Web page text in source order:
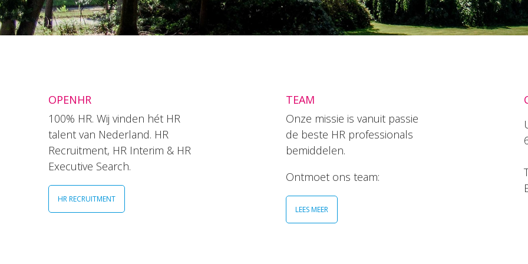
OPENHR
100% HR. Wij vinden hét HR
talent van Nederland. HR
Recruitment, HR Interim & HR
Executive Search.
HR RECRUITMENT
TEAM
Onze missie is vanuit passie
de beste HR professionals
bemiddelen.
Ontmoet ons team:
LEES MEER